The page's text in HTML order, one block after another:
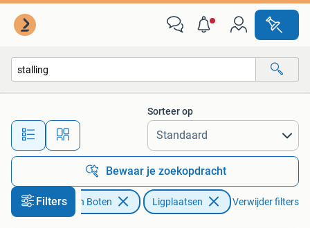
Alle afstanden…
Sorteer op
Bewaar je zoekopdracht
Filters
Watersport en Boten Ligplaatsen Verwijder filters